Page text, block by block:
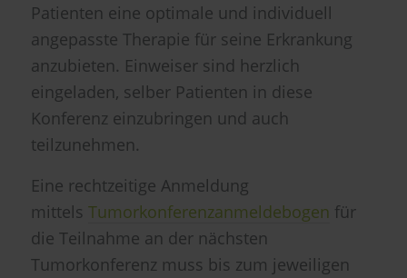
Patienten eine optimale und individuell
angepasste Therapie für seine Erkrankung
anzubieten. Einweiser sind herzlich
eingeladen, selber Patienten in diese
Konferenz einzubringen und auch
teilzunehmen.
Eine rechtzeitige Anmeldung
mittels Tumorkonferenzanmeldebogen für
die Teilnahme an der nächsten
Tumorkonferenz muss bis zum jeweiligen